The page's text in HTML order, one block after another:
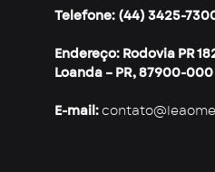
Telefone: (44) 3425-
Endereço: Rodovia PR
Loanda – PR, 87900-000
E-mail: